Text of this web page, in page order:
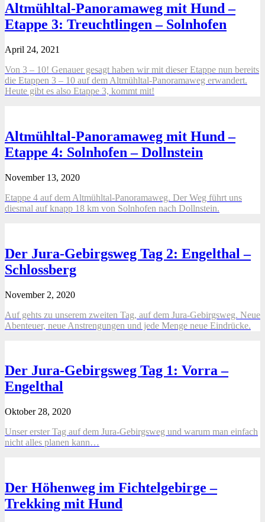
Altmühltal-Panoramaweg mit Hund –
Etappe 3: Treuchtlingen – Solnhofen
April 24, 2021
Von 3 – 10! Genauer gesagt haben wir mit dieser Etappe nun bereits
die Etappen 3 – 10 auf dem Altmühltal-Panoramaweg erwandert.
Heute gibt es also Etappe 3, kommt mit!
Altmühltal-Panoramaweg mit Hund –
Etappe 4: Solnhofen – Dollnstein
November 13, 2020
Etappe 4 auf dem Altmühltal-Panoramaweg. Der Weg führt uns
diesmal auf knapp 18 km von Solnhofen nach Dollnstein.
Der Jura-Gebirgsweg Tag 2: Engelthal –
Schlossberg
November 2, 2020
Auf gehts zu unserem zweiten Tag, auf dem Jura-Gebirgsweg. Neue
Abenteuer, neue Anstrengungen und jede Menge neue Eindrücke.
Der Jura-Gebirgsweg Tag 1: Vorra –
Engelthal
Oktober 28, 2020
Unser erster Tag auf dem Jura-Gebirgsweg und warum man einfach
nicht alles planen kann…
Der Höhenweg im Fichtelgebirge –
Trekking mit Hund